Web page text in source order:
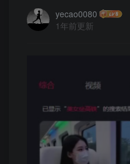
yecao0080
1年前更新